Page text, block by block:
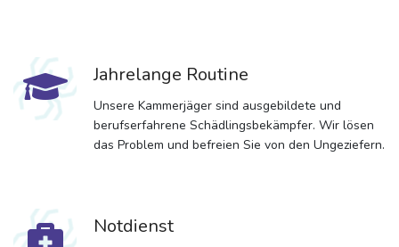
Jahrelange Routine
Unsere Kammerjäger sind ausgebildete und
berufserfahrene Schädlingsbekämpfer. Wir lösen
das Problem und befreien Sie von den Ungeziefern.
Notdienst